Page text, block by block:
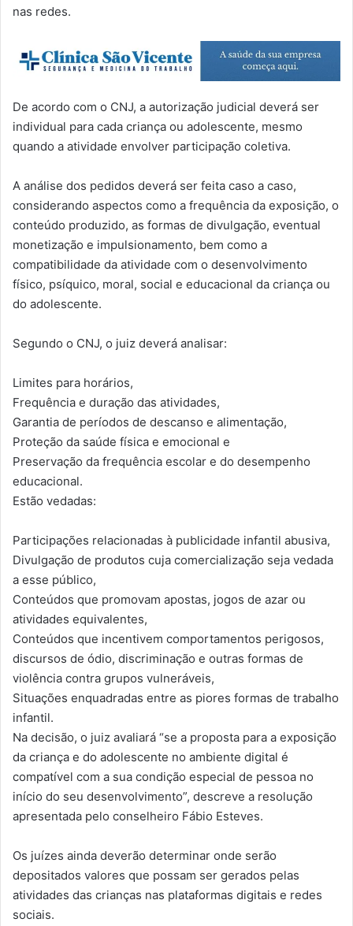
nas redes.
De acordo com o CNJ, a autorização judicial deverá ser
individual para cada criança ou adolescente, mesmo
quando a atividade envolver participação coletiva.
A análise dos pedidos deverá ser feita caso a caso,
considerando aspectos como a frequência da exposição, o
conteúdo produzido, as formas de divulgação, eventual
monetização e impulsionamento, bem como a
compatibilidade da atividade com o desenvolvimento
físico, psíquico, moral, social e educacional da criança ou
do adolescente.
Segundo o CNJ, o juiz deverá analisar:
Limites para horários,
Frequência e duração das atividades,
Garantia de períodos de descanso e alimentação,
Proteção da saúde física e emocional e
Preservação da frequência escolar e do desempenho
educacional.
Estão vedadas:
Participações relacionadas à publicidade infantil abusiva,
Divulgação de produtos cuja comercialização seja vedada
a esse público,
Conteúdos que promovam apostas, jogos de azar ou
atividades equivalentes,
Conteúdos que incentivem comportamentos perigosos,
discursos de ódio, discriminação e outras formas de
violência contra grupos vulneráveis,
Situações enquadradas entre as piores formas de trabalho
infantil.
Na decisão, o juiz avaliará “se a proposta para a exposição
da criança e do adolescente no ambiente digital é
compatível com a sua condição especial de pessoa no
início do seu desenvolvimento”, descreve a resolução
apresentada pelo conselheiro Fábio Esteves.
Os juízes ainda deverão determinar onde serão
depositados valores que possam ser gerados pelas
atividades das crianças nas plataformas digitais e redes
sociais.